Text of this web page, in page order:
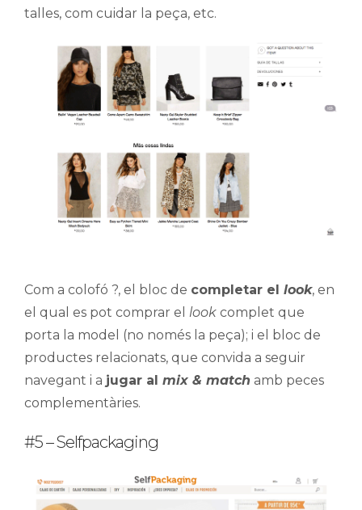
talles, com cuidar la peça, etc.
Com a colofó ?, el bloc de completar el look, en
el qual es pot comprar el look complet que
porta la model (no només la peça); i el bloc de
productes relacionats, que convida a seguir
navegant i a jugar al mix & match amb peces
complementàries.
#5 – Selfpackaging